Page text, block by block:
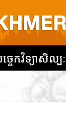
ចេកវិទ្យាសិល្បៈ